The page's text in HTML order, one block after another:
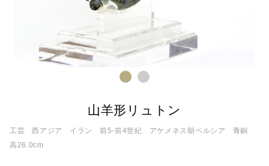
山羊形リュトン
工芸 西アジア イラン 前5‐前4世紀 アケメネス朝ペルシア
青銅
高26.0cm